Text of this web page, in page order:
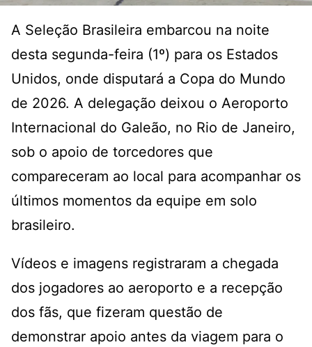
A Seleção Brasileira embarcou na noite
desta segunda-feira (1º) para os Estados
Unidos, onde disputará a Copa do Mundo
de 2026. A delegação deixou o Aeroporto
Internacional do Galeão, no Rio de Janeiro,
sob o apoio de torcedores que
compareceram ao local para acompanhar os
últimos momentos da equipe em solo
brasileiro.
Vídeos e imagens registraram a chegada
dos jogadores ao aeroporto e a recepção
dos fãs, que fizeram questão de
demonstrar apoio antes da viagem para o